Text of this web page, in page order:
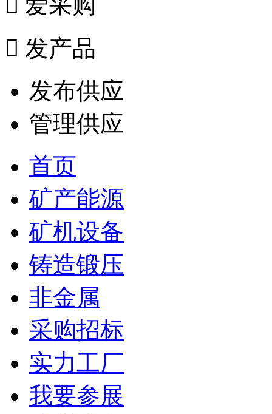
 发产品
发布供应
管理供应
首页
矿产能源
矿机设备
铸造锻压
非金属
采购招标
实力工厂
我要参展